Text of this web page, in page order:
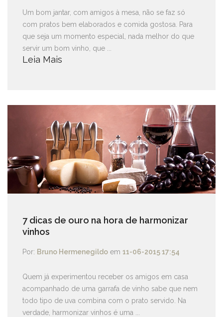
Um bom jantar, com amigos à mesa, não se faz só
com pratos bem elaborados e comida gostosa. Para
que seja um momento especial, nada melhor do que
servir um bom vinho, que ...
Leia Mais
7 dicas de ouro na hora de harmonizar
vinhos
Por: Bruno Hermenegildo em 11-06-2015 17:54
Quem já experimentou receber os amigos em casa
acompanhado de uma garrafa de vinho sabe que nem
todo tipo de uva combina com o prato servido. Na
verdade, harmonizar vinhos é uma ...